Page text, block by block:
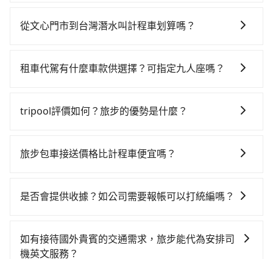
約15分鐘。抵達高鐵站後，步行進站、現場購票並於月
再用10分鐘出站、等待車站前排班的計程車，搭上小黃
假設4位同行，高鐵加轉乘之平均每人花費為1,770元。
到府專車接送，則每人平均花費約1,570元，費時3小時
等車上，現在還不馬上來預約tripool！如果你是三人以
在車上休息，那在台中市南屯區有約20間租車車行，比
Nissan Tiida，一天租金約$1,500，九人座如Hyundai
約40元）、保險費、罰單另計多數租車合約上都會載明
沒有提供甲租乙還的服務，假設你當天就往返文心門市
需要單程前往，隔天或多天後才需返回，租車就非常不
還通常需額外花費30分鐘做簽約與車體檢查，甚至還要
從文心門市到台灣潛水叫計程車划算嗎？
灣大車隊、Uber、Line Taxi、Yoxi等，如果在路邊攔不
程跳錶計算，價格約為7,425~8,900元間，但如改預約
僅雙北的0.3%，其叫車的難度是雙北市的310倍。再加
合以上，無論在價格或服務品質上，tripool都是你從文
租車代駕有什麼車款供選擇？可指定九人座嗎？
型車為主，車款品牌以豐田Toyota、福特Ford、福斯
車，百分百無菸車，乘客均有最高500萬乘客險。如果有
tripool評價如何？旅步的優勢是什麼？
定及可靠的，大多數的使用者都給予了高分評價。此
車前一日凌晨6點前取消均可無條件全額退費的承諾，讓
旅步包車接送價格比計程車便宜嗎？
遇塞車、停紅燈時等低速行駛時還需額外加價不同，旅
是否會提供收據？如公司需要報帳可以打統編嗎？
旅行業代收轉付電子收據，如果公司需要報公帳，在預
約付款前可以輸入公司的抬頭與統編，可向國稅局報
如有接待國外貴賓的交通需求，旅步能代為安排司
機英文服務？